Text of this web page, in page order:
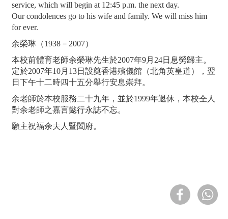
service, which will begin at 12:45 p.m. the next day.
Our condolences go to his wife and family. We will miss him
for ever.
余榮琳（1938－2007）
本校前體育老師余榮琳先生於2007年9月24日息勞歸主。
定於2007年10月13日設奠香港殯儀館（北角英皇道），翌
日下午十二時四十五分舉行安息崇拜。
余老師於本校服務二十九年，並於1999年退休，本校仝人
對余老師之嘉言懿行永誌不忘。
願主祝福余夫人暨闔府。